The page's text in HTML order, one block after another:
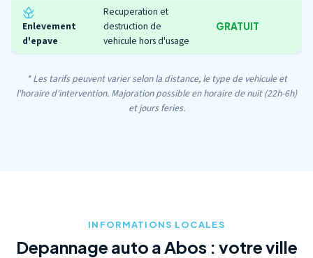
Enlevement
d'epave
Recuperation et
destruction de
vehicule hors d'usage
GRATUIT
* Les tarifs peuvent varier selon la distance, le type de vehicule et
l'horaire d'intervention. Majoration possible en horaire de nuit (22h-6h)
et jours feries.
INFORMATIONS LOCALES
Depannage auto a Abos : votre ville